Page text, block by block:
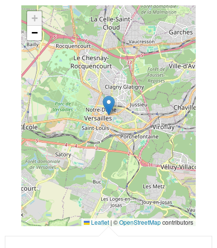
+
−
Leaflet | ©OpenStreetMapcontributors